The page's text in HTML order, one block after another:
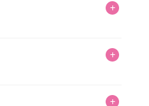
きます。
えるほぼすべての写真も、1枚
影したものです。さらに、10
の新商品を選定・購入する編集
ます。
+
いません。編集長KOSが最終確
ます。
+
+